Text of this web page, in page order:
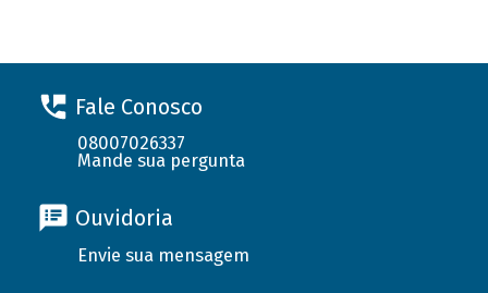
Fale Conosco
08007026337
Mande sua pergunta
Ouvidoria
Envie sua mensagem